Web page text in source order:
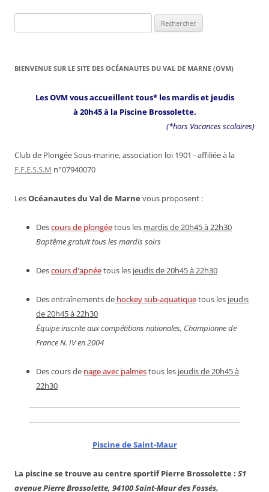
BIENVENUE SUR LE SITE DES OCÉANAUTES DU VAL DE MARNE (OVM)
Les OVM vous accueillent tous* les mardis et jeudis
à 20h45 à la Piscine Brossolette.
(*hors Vacances scolaires)
Club de Plongée Sous-marine, association loi 1901 - affiliée à la
F.F.E.S.S.M n°07940070
LesOcéanautes du Val de Marne vous proposent :
Descours de plongéetous les mardis de 20h45 à 22h30
Baptême gratuit tous les mardis soirs
Descours d'apnéetous les jeudis de 20h45 à 22h30
Des entraînements de hockey sub-aquatiquetous les jeudis
de 20h45 à 22h30
Équipe inscrite aux compétitions nationales, Championne de
France N. IV en 2004
Des cours de nage avec palmestous les jeudis de 20h45 à
22h30
Piscine de Saint-Maur
La piscine se trouve au centre sportif Pierre Brossolette : 51
avenue Pierre Brossolette, 94100 Saint-Maur des Fossés.